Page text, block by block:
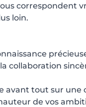
correspondent
loin.
collaboration
avant tout sur une
de vos